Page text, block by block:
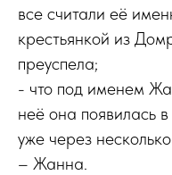
все считали её
крестьянкой из
преуспела;
- что под именем
неё она появилась
уже через
– Жанна.